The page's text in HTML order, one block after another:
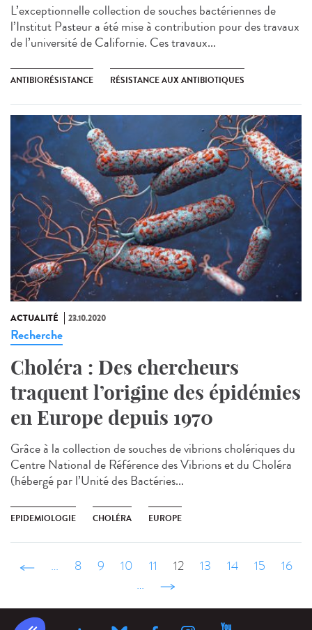
L’exceptionnelle collection de souches bactériennes de
l’Institut Pasteur a été mise à contribution pour des travaux
de l’université de Californie. Ces travaux...
ANTIBIORÉSISTANCE RÉSISTANCE AUX ANTIBIOTIQUES
ACTUALITÉ 23.10.2020
Recherche
Choléra : Des chercheurs
traquent l’origine des épidémies
en Europe depuis 1970
Grâce à la collection de souches de vibrions cholériques du
Centre National de Référence des Vibrions et du Choléra
(hébergé par l’Unité des Bactéries...
EPIDEMIOLOGIE CHOLÉRA EUROPE
‹ précédent
… 8 9 10 11 12 13 14 15
16
…
suivant ›